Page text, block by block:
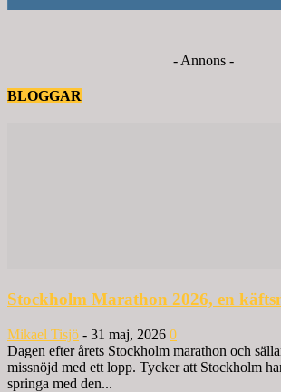
- Annons -
BLOGGAR
Stockholm Marathon 2026, en
Mikael Tisjö - 31 maj, 2026 0
Dagen efter årets Stockholm marathon och
missnöjd med ett lopp. Tycker att Stockholm
springa med den...